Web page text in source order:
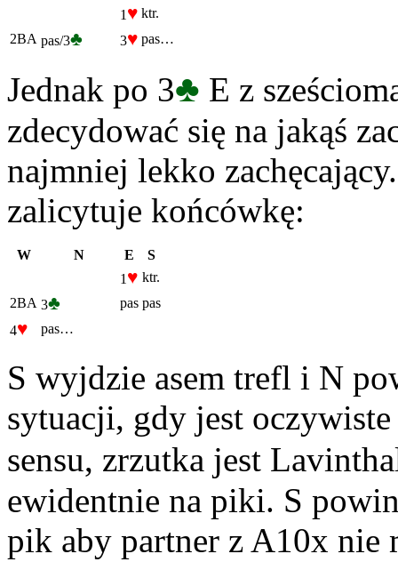
1 ♥ ktr.
2BA pas/3♣ 3♥ pas…
Jednak po 3♣ E z
zdecydować się na jakąś
najmniej lekko
zalicytuje końcówkę:
W N E
S
1 ♥ ktr.
2BA 3♣ pas pas
4♥ pas…
S wyjdzie asem trefl i N
sytuacji, gdy jest
sensu, zrzutka jest
ewidentnie na piki. S
pik aby partner z A10x nie